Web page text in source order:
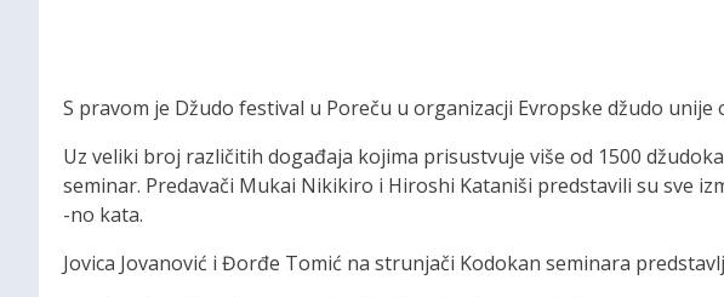
S pravom je Džudo festival u Poreču u organizacji Evropske džudo
Uz veliki broj različitih događaja kojima prisustvuje više od 1500
seminar. Predavači Mukai Nikikiro i Hiroshi Kataniši predstavili su sve
-no kata.
Jovica Jovanović i Đorđe Tomić na strunjači Kodokan seminara